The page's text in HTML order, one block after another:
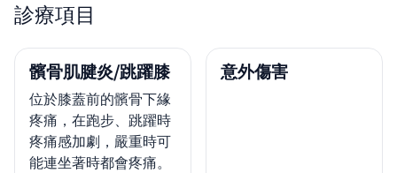
診療項目
髕骨肌腱炎/跳躍膝
位於膝蓋前的髕骨下緣
疼痛，在跑步、跳躍時
疼痛感加劇，嚴重時可
能連坐著時都會疼痛。
意外傷害